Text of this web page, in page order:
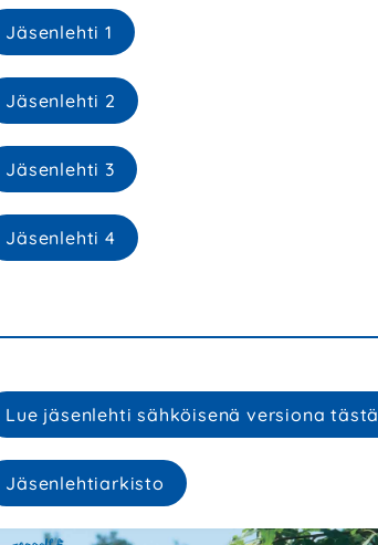
Jäsenlehti 1
Jäsenlehti 2
Jäsenlehti 3
Jäsenlehti 4
Lue jäsenlehti sähköisenä versiona tästä
Jäsenlehtiarkisto